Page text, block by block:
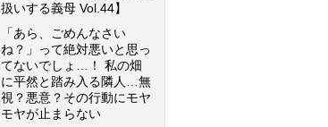
扱いする義母 Vol.44】
「あら、ごめんなさい
ね？」って絶対悪いと思っ
てないでしょ…！ 私の畑
に平然と踏み入る隣人…無
視？悪意？その行動にモヤ
モヤが止まらない